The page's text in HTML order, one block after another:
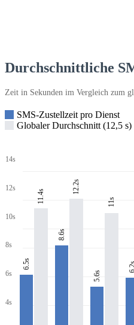
Durchschnittliche
Zeit in Sekunden im Vergleich zum
SMS-Zustellzeit pro Dienst
Globaler Durchschnitt (12,5 s)
14s
12s
10s
8s
6s
4s
6.5s
11.4s
8.6s
12.2s
5.6s
11s
6.2s